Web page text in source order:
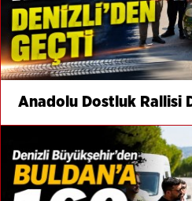
Anadolu Dostluk Rallisi